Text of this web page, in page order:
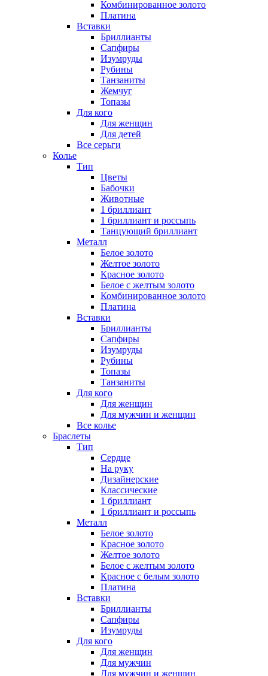
Комбинированное золото
Платина
Вставки
Бриллианты
Сапфиры
Изумруды
Рубины
Танзаниты
Жемчуг
Топазы
Для кого
Для женщин
Для детей
Все серьги
Колье
Тип
Цветы
Бабочки
Животные
1 бриллиант
1 бриллиант и россыпь
Танцующий бриллиант
Металл
Белое золото
Желтое золото
Красное золото
Белое с желтым золото
Комбинированное золото
Платина
Вставки
Бриллианты
Сапфиры
Изумруды
Рубины
Топазы
Танзаниты
Для кого
Для женщин
Для мужчин и женщин
Все колье
Браслеты
Тип
Сердце
На руку
Дизайнерские
Классические
1 бриллиант
1 бриллиант и россыпь
Металл
Белое золото
Красное золото
Желтое золото
Белое с желтым золото
Красное с белым золото
Платина
Вставки
Бриллианты
Сапфиры
Изумруды
Для кого
Для женщин
Для мужчин
Для мужчин и женщин